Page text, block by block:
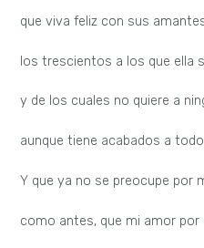
que viva feliz con sus
los trescientos a los que ella
y de los cuales no quiere a
aunque tiene acabados a
Y que ya no se preocupe por
como antes, que mi amor por